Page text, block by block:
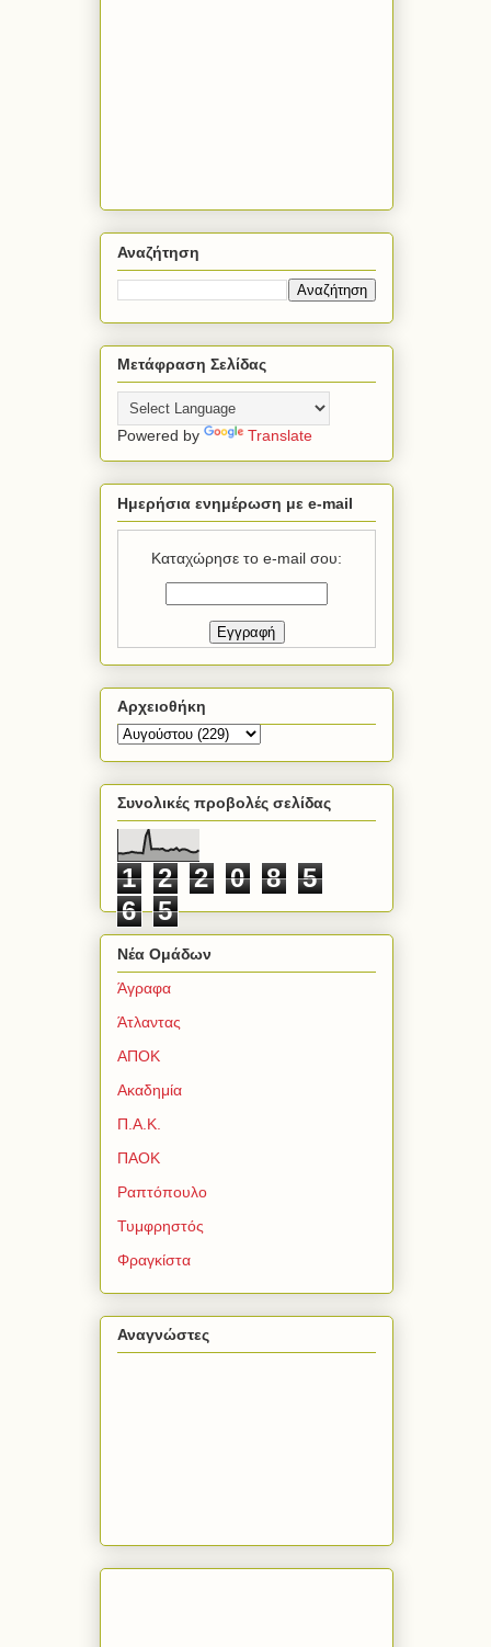
Αναζήτηση
Μετάφραση Σελίδας
Powered by Translate
Ημερήσια ενημέρωση με e-mail
Καταχώρησε το e-mail σου:
Αρχειοθήκη
Συνολικές προβολές σελίδας
1 2 2 0 8
5
6
5
Νέα Ομάδων
Άγραφα
Άτλαντας
ΑΠΟΚ
Ακαδημία
Π.Α.Κ.
ΠΑΟΚ
Ραπτόπουλο
Τυμφρηστός
Φραγκίστα
Αναγνώστες